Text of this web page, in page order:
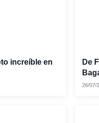
increíble en
De
26/07/